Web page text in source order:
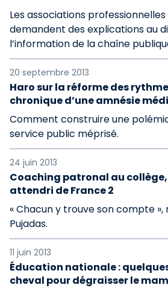
Les associations
demandent des explications au
l’information de la chaîne
20 septembre 2013
Haro sur la réforme des
chronique d’une amnésie
Comment construire une
service public méprisé.
24 juin 2013
Coaching patronal au
attendri de France 2
« Chacun y trouve son compte »,
Pujadas.
11 juin 2013
Éducation nationale :
cheval pour dégraisser le